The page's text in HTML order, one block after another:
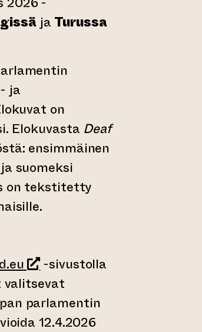
ja Turussa
ja
on
Elokuvasta Deaf
ensimmäinen
suomeksi
on tekstitetty
verkkopalveluun)
(siirtyy toiseen
-sivustolla
parlamentin
12.4.2026